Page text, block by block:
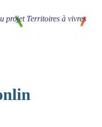
projet Territoires à vivres